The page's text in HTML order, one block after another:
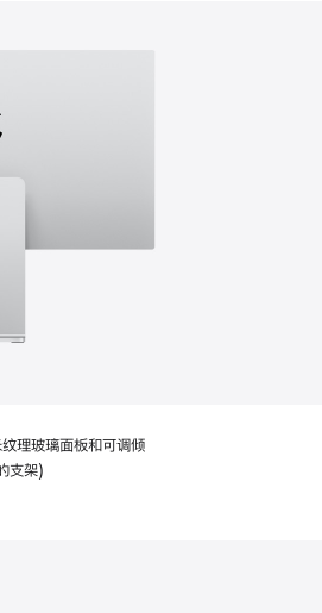
理玻璃面板和可调倾
支架)